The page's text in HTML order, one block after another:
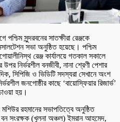
সুন্দরবনের সাতক্ষীরা রেঞ্জকে
সভা অনুষ্ঠিত হয়েছে। পশ্চিম
রেঞ্জ কার্যালয়ে গতকাল সকালে
নির্ভরশীল বনজীবী, নানা শ্রেণী পেশার
সিপিজি ও ভিডিটি সদস্যরা সেখানে অংশ
জনগোষ্ঠীর কাছে ‘বায়োস্ফিয়ার রিজার্ভ’
হয়।
মশিউর রহমানের সভাপতিত্বে অনুষ্ঠিত
সংরক্ষক (খুলনা অঞ্চল) ইমরান আহমেদ,